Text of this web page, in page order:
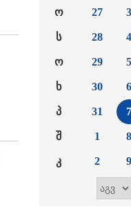
ო
ს
ო
ხ
პ
შ
კ
27
28
29
30
31
1
2
3
4
5
6
7
8
9